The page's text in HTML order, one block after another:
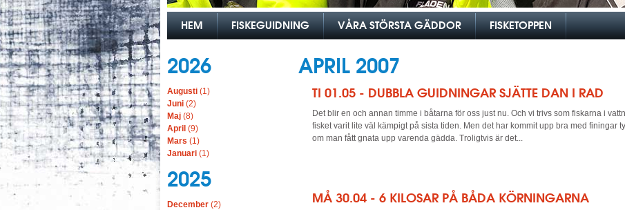
HEM FISKEGUIDNING VÅRA STÖRSTA GÄDDOR FISKETOPPEN
2026
Augusti (1)
Juni (2)
Maj (8)
April (9)
Mars (1)
Januari (1)
2025
December (2)
APRIL 2007
TI 01.05 - DUBBLA GUIDNINGAR SJÄTTE DAN I RAD
Det blir en och annan timme i båtarna för oss just nu. Och vi trivs som fiskarna i
fisket varit lite väl kämpigt på sista tiden. Men det har kommit upp bra med finingar
om man fått gnata upp varenda gädda. Troligtvis är det...
MÅ 30.04 - 6 KILOSAR PÅ BÅDA KÖRNINGARNA